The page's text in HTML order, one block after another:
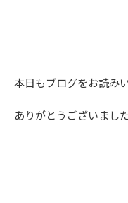
本日もブログをお読み
ありがとうございまし